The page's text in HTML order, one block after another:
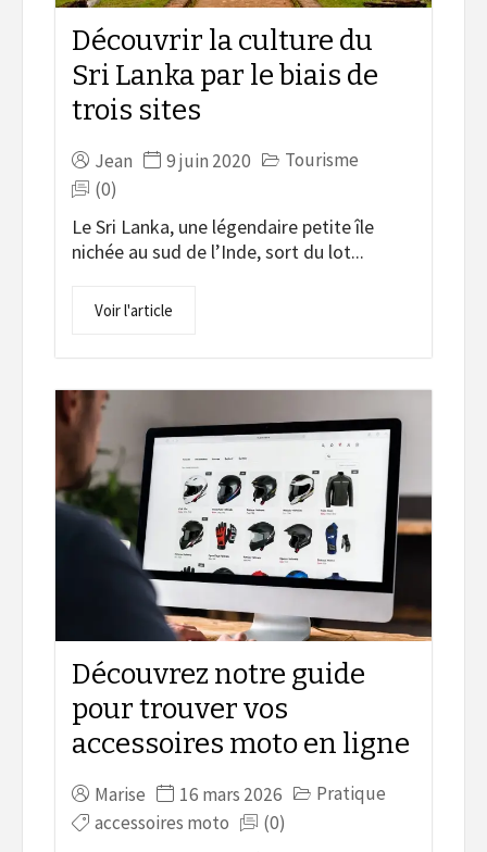
Découvrir la culture du
Sri Lanka par le biais de
trois sites
Jean 9 juin 2020
Tourisme
(0)
Le Sri Lanka, une légendaire petite île
nichée au sud de l’Inde, sort du lot...
Voir l'article
Découvrez notre guide
pour trouver vos
accessoires moto en ligne
Marise 16 mars 2026
Pratique
accessoires moto
(0)